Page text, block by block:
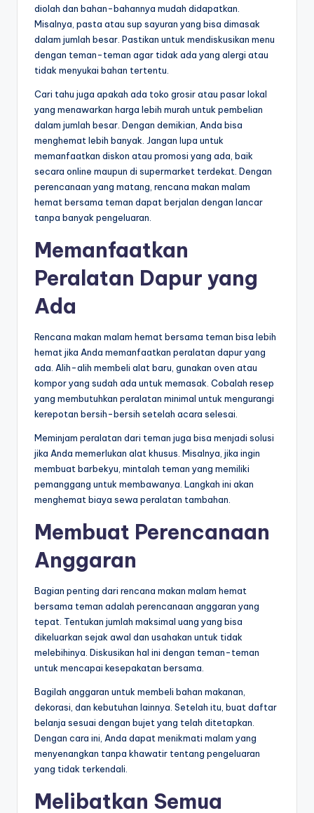
diolah dan bahan-bahannya mudah didapatkan.
Misalnya, pasta atau sup sayuran yang bisa dimasak
dalam jumlah besar. Pastikan untuk mendiskusikan menu
dengan teman-teman agar tidak ada yang alergi atau
tidak menyukai bahan tertentu.
Cari tahu juga apakah ada toko grosir atau pasar lokal
yang menawarkan harga lebih murah untuk pembelian
dalam jumlah besar. Dengan demikian, Anda bisa
menghemat lebih banyak. Jangan lupa untuk
memanfaatkan diskon atau promosi yang ada, baik
secara online maupun di supermarket terdekat. Dengan
perencanaan yang matang, rencana makan malam
hemat bersama teman dapat berjalan dengan lancar
tanpa banyak pengeluaran.
Memanfaatkan
Peralatan Dapur yang
Ada
Rencana makan malam hemat bersama teman bisa lebih
hemat jika Anda memanfaatkan peralatan dapur yang
ada. Alih-alih membeli alat baru, gunakan oven atau
kompor yang sudah ada untuk memasak. Cobalah resep
yang membutuhkan peralatan minimal untuk mengurangi
kerepotan bersih-bersih setelah acara selesai.
Meminjam peralatan dari teman juga bisa menjadi solusi
jika Anda memerlukan alat khusus. Misalnya, jika ingin
membuat barbekyu, mintalah teman yang memiliki
pemanggang untuk membawanya. Langkah ini akan
menghemat biaya sewa peralatan tambahan.
Membuat Perencanaan
Anggaran
Bagian penting dari rencana makan malam hemat
bersama teman adalah perencanaan anggaran yang
tepat. Tentukan jumlah maksimal uang yang bisa
dikeluarkan sejak awal dan usahakan untuk tidak
melebihinya. Diskusikan hal ini dengan teman-teman
untuk mencapai kesepakatan bersama.
Bagilah anggaran untuk membeli bahan makanan,
dekorasi, dan kebutuhan lainnya. Setelah itu, buat daftar
belanja sesuai dengan bujet yang telah ditetapkan.
Dengan cara ini, Anda dapat menikmati malam yang
menyenangkan tanpa khawatir tentang pengeluaran
yang tidak terkendali.
Melibatkan Semua